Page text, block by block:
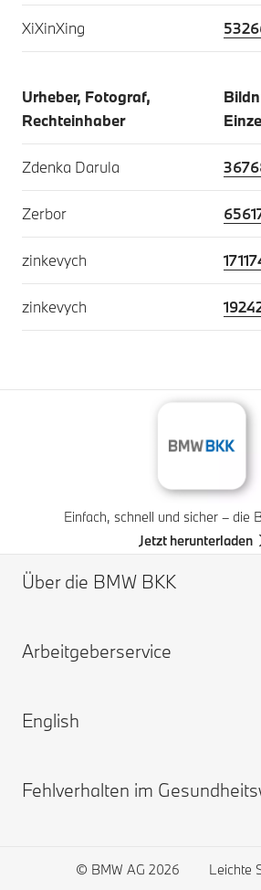
XiXinXing
Urheber, Fotograf,
Rechteinhaber
Zdenka Darula
Zerbor
zinkevych
zinkevych
Einfach, schnell und sicher – die
Jetzt herunterladen
Über die BMW BKK
Profil
Verwaltungsrat
Karriere
Arbeitgeberservice
Beiträge
Downloads und Links
English
BMW BKK
Fehlverhalten im
© BMW AG 2026 Leichte